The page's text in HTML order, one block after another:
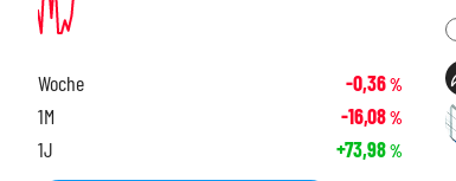
Woche -0,36%
1M -16,08%
1J +73,98%